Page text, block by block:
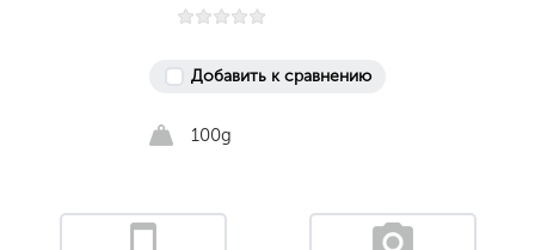
Добавить к сравнению
100g